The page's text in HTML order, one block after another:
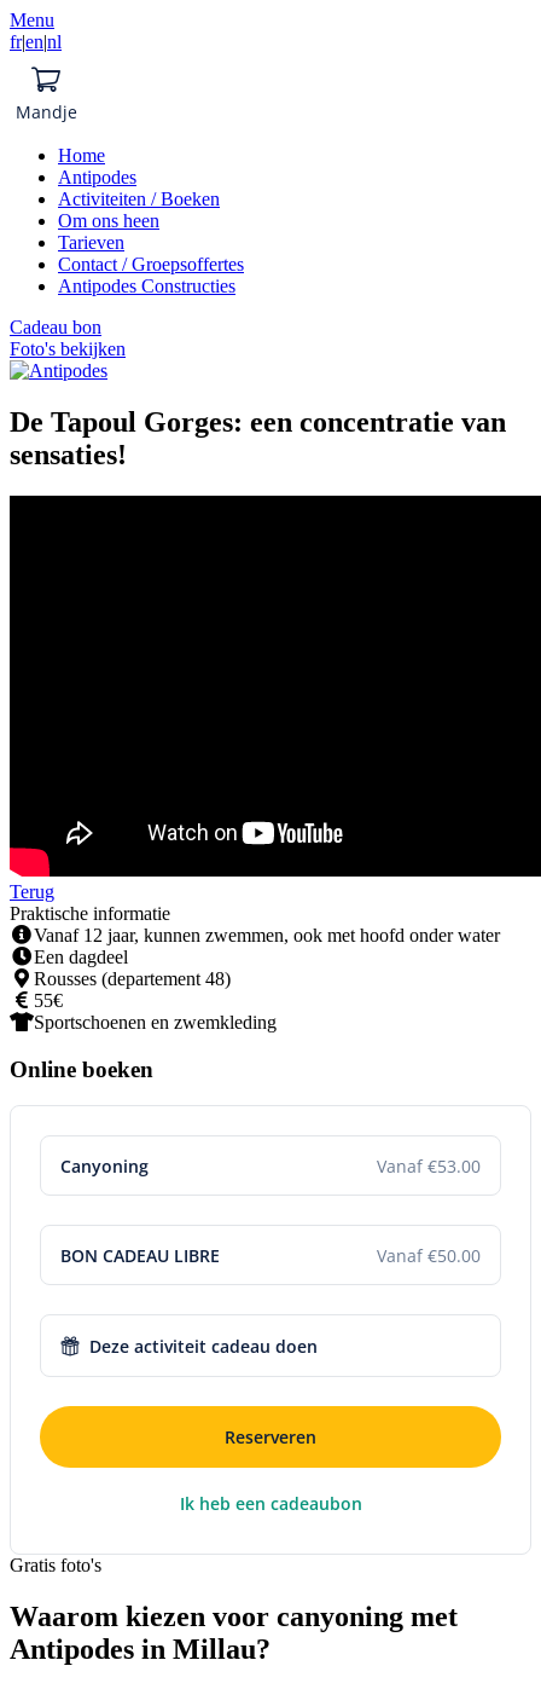
Menu
fr|en|nl
Mandje
Home
Antipodes
Activiteiten / Boeken
Om ons heen
Tarieven
Contact / Groepsoffertes
Antipodes Constructies
Cadeau bon
Foto's bekijken
De Tapoul Gorges: een concentratie van
sensaties!
Terug
Praktische informatie
Vanaf 12 jaar, kunnen zwemmen, ook met hoofd onder water
Een dagdeel
Rousses (departement 48)
55€
Sportschoenen en zwemkleding
Online boeken
Canyoning Vanaf €53.00
BON CADEAU LIBRE Vanaf €50.00
Deze activiteit cadeau doen
Reserveren
Ik heb een cadeaubon
Gratis foto's
Waarom kiezen voor canyoning met
Antipodes in Millau?